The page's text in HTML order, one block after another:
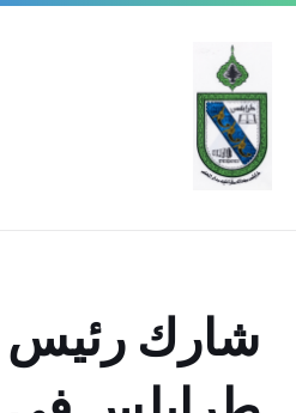
Skip
content
Skip
navigation
Skip
شارك رئيس